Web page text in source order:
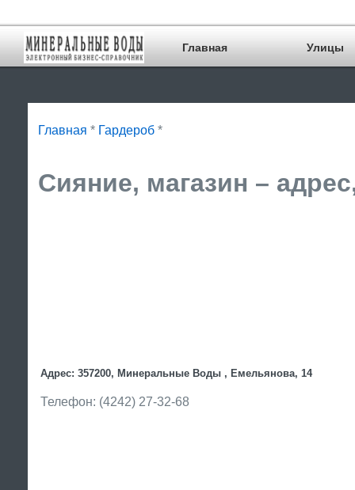
Главная Улицы
Главная * Гардероб *
Сияние, магазин –
Адрес: 357200, Минеральные Воды , Емельянова, 14
Телефон: (4242) 27-32-68